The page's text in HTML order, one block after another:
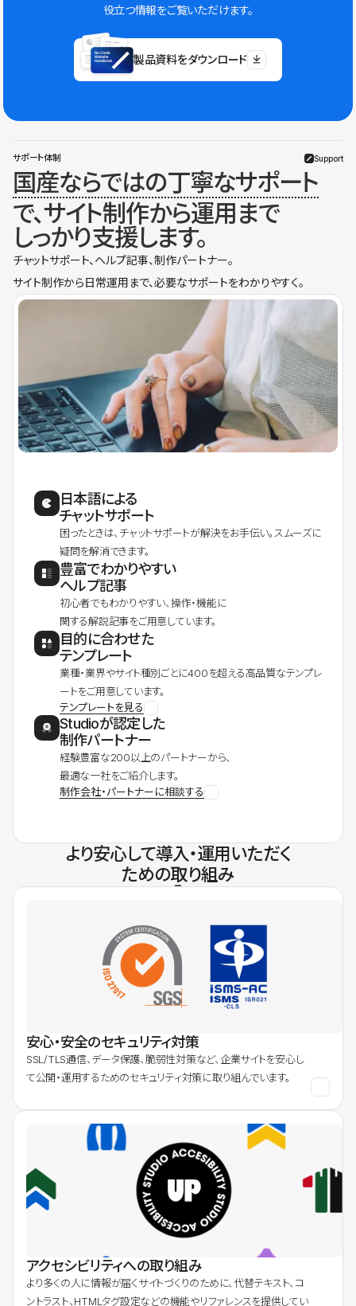
役立つ情報をご覧いただけます。
製品資料をダウンロード
サポート体制 Support
国産ならではの丁寧なサポート
で、サイト制作から運用まで
しっかり支援します。
チャットサポート、ヘルプ記事、制作パートナー。
サイト制作から日常運用まで、必要なサポートをわかりやすく。
日本語による
チャットサポート
困ったときは、チャットサポートが解決をお手伝い。スムーズに
疑問を解消できます。
豊富でわかりやすい
ヘルプ記事
初心者でもわかりやすい、操作・機能に
関する解説記事をご用意しています。
目的に合わせた
テンプレート
業種・業界やサイト種別ごとに400を超える高品質なテンプレ
ートをご用意しています。
テンプレートを見る
Studioが認定した
制作パートナー
経験豊富な200以上のパートナーから、
最適な一社をご紹介します。
制作会社・パートナーに相談する
より安心して導入・運用いただく
ための取り組み
安心・安全のセキュリティ対策
SSL/TLS通信、データ保護、脆弱性対策など、企業サイトを安心し
て公開・運用するためのセキュリティ対策に取り組んでいます。
アクセシビリティへの取り組み
より多くの人に情報が届くサイトづくりのために、代替テキスト、コ
ントラスト、HTMLタグ設定などの機能やリファレンスを提供してい